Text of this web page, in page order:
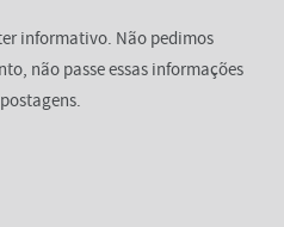
informativo. Não pedimos
não passe essas informações